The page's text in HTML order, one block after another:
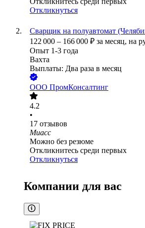
Откликнуться
Сварщик на полуавтомат
122 000 – 166 000 ₽ за месяц, на
Опыт 1-3 года
Вахта
Выплаты: Два раза в месяц
ООО ПромКонсалтинг
4.2
•
17 отзывов
Миасс
Можно без резюме
Откликнитесь среди первых
Откликнуться
Компании для вас